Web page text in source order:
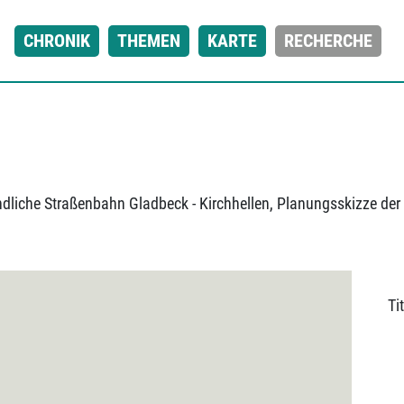
CHRONIK THEMEN KARTE RECHERCHE